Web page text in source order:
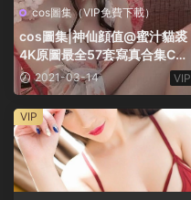
cos圖集（VIP免費下載）
cos圖集|神仙顔值@蜜汁貓裘
4K原圖最全57套寫真合集COS
作品美到窒息 15G
2021-03-14 VIP
VIP